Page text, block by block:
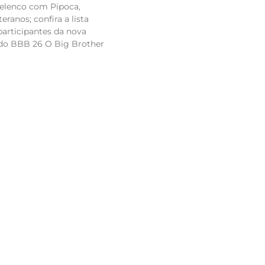
com Pipoca,
confira a lista
da nova
BBB 26 O Big Brother